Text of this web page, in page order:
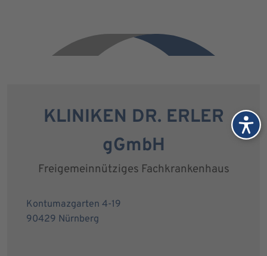
KLINIKEN DR. ERLER
gGmbH
Freigemeinnütziges Fachkrankenhaus
Kontumazgarten 4-19
90429 Nürnberg